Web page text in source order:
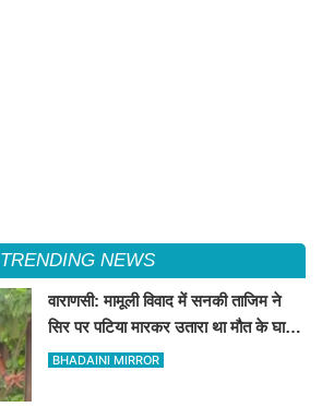
TRENDING NEWS
वाराणसी: मामूली विवाद में सनकी ताजिम ने
सिर पर पटिया मारकर उतारा था मौत के घाट,
पत्नी रहती है मायके, जानें पूरा घटनाक्रम
BHADAINI MIRROR